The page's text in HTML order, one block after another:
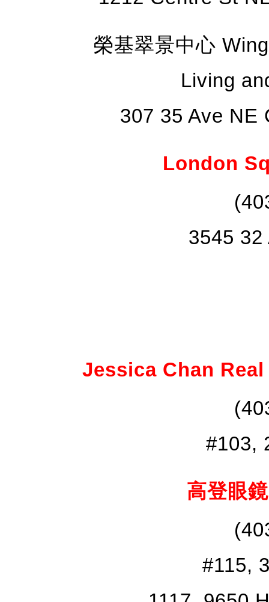
榮基翠景中心
Living
307 35 Ave
London
3545
Jessica Chan
#103,
高登眼
#115,